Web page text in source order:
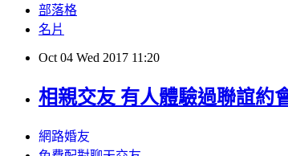
部落格
名片
Oct 04 Wed 2017 11:20
相親交友 有人體驗過聯誼約
網路婚友